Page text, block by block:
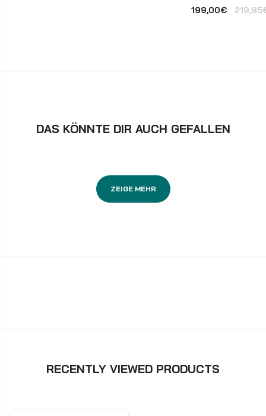
199,00€
DAS KÖNNTE DIR AUCH GEFALLEN
ZEIGE MEHR
RECENTLY VIEWED PRODUCTS